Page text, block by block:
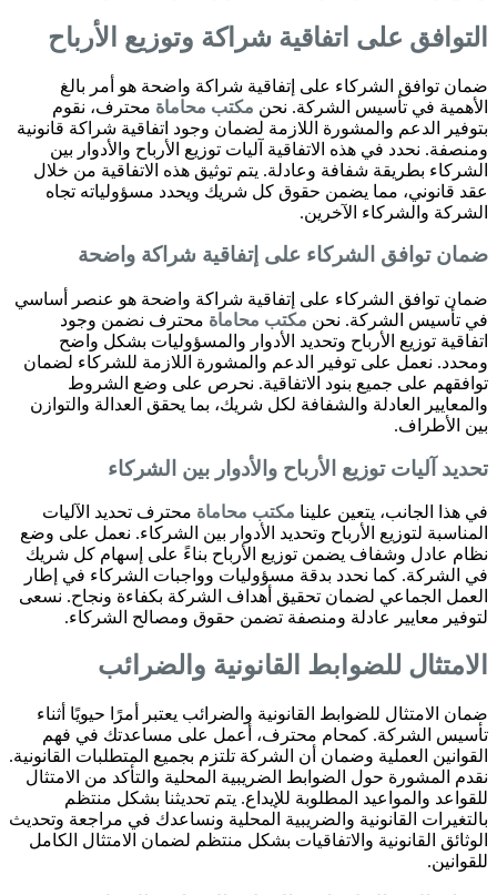
التوافق على اتفاقية شراكة وتوزيع الأرباح
ضمان توافق الشركاء على إتفاقية شراكة واضحة هو أمر بالغ
الأهمية في تأسيس الشركة. نحن مكتب محاماة محترف، نقوم
بتوفير الدعم والمشورة اللازمة لضمان وجود اتفاقية شراكة قانونية
ومنصفة. نحدد في هذه الاتفاقية آليات توزيع الأرباح والأدوار بين
الشركاء بطريقة شفافة وعادلة. يتم توثيق هذه الاتفاقية من خلال
عقد قانوني، مما يضمن حقوق كل شريك ويحدد مسؤولياته تجاه
الشركة والشركاء الآخرين.
ضمان توافق الشركاء على إتفاقية شراكة واضحة
ضمان توافق الشركاء على إتفاقية شراكة واضحة هو عنصر أساسي
في تأسيس الشركة. نحن مكتب محاماة محترف نضمن وجود
اتفاقية توزيع الأرباح وتحديد الأدوار والمسؤوليات بشكل واضح
ومحدد. نعمل على توفير الدعم والمشورة اللازمة للشركاء لضمان
توافقهم على جميع بنود الاتفاقية. نحرص على وضع الشروط
والمعايير العادلة والشفافة لكل شريك، بما يحقق العدالة والتوازن
بين الأطراف.
تحديد آليات توزيع الأرباح والأدوار بين الشركاء
في هذا الجانب، يتعين علينا مكتب محاماة محترف تحديد الآليات
المناسبة لتوزيع الأرباح وتحديد الأدوار بين الشركاء. نعمل على وضع
نظام عادل وشفاف يضمن توزيع الأرباح بناءً على إسهام كل شريك
في الشركة. كما نحدد بدقة مسؤوليات وواجبات الشركاء في إطار
العمل الجماعي لضمان تحقيق أهداف الشركة بكفاءة ونجاح. نسعى
لتوفير معايير عادلة ومنصفة تضمن حقوق ومصالح الشركاء.
الامتثال للضوابط القانونية والضرائب
ضمان الامتثال للضوابط القانونية والضرائب يعتبر أمرًا حيويًا أثناء
تأسيس الشركة. كمحام محترف، أعمل على مساعدتك في فهم
القوانين العملية وضمان أن الشركة تلتزم بجميع المتطلبات القانونية.
نقدم المشورة حول الضوابط الضريبية المحلية والتأكد من الامتثال
للقواعد والمواعيد المطلوبة للإيداع. يتم تحديثنا بشكل منتظم
بالتغيرات القانونية والضريبية المحلية ونساعدك في مراجعة وتحديث
الوثائق القانونية والاتفاقيات بشكل منتظم لضمان الامتثال الكامل
للقوانين.